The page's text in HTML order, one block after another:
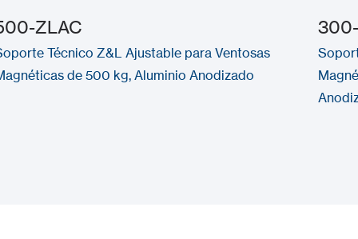
ZLAC
Técnico Z&L Ajustable para Ventosas
de 500 kg, Aluminio Anodizado